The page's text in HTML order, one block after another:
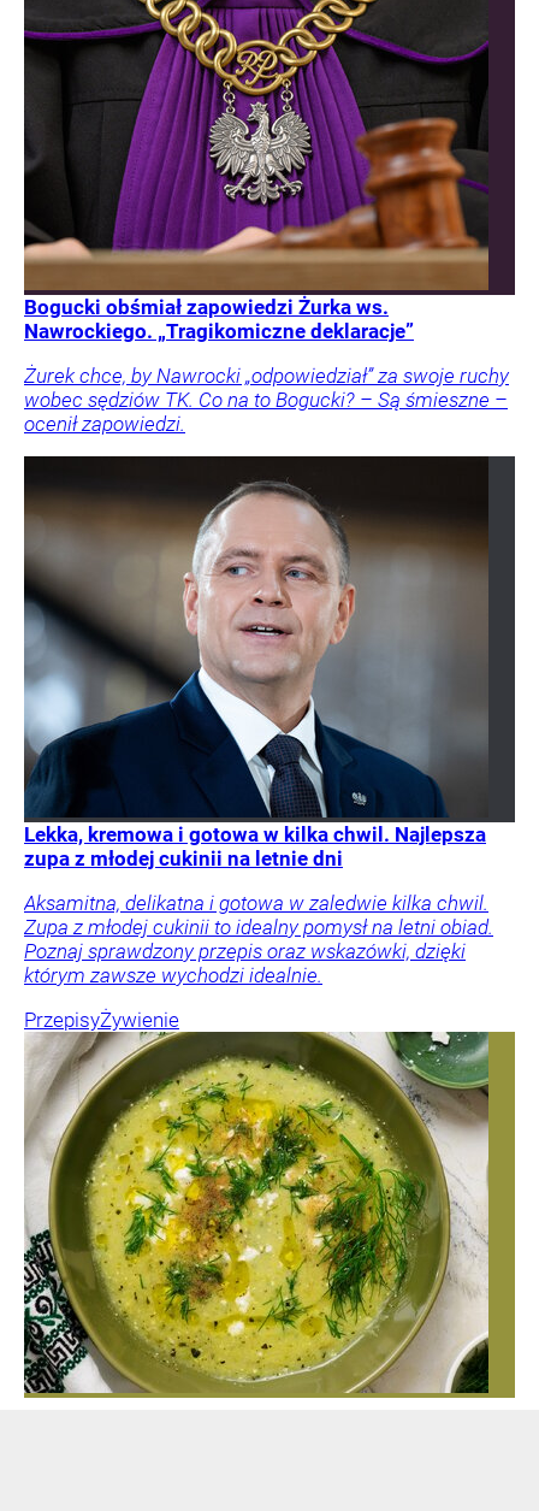
Bogucki obśmiał zapowiedzi Żurka ws.
Nawrockiego. „Tragikomiczne deklaracje”
Żurek chce, by Nawrocki „odpowiedział” za swoje ruchy
wobec sędziów TK. Co na to Bogucki? – Są śmieszne –
ocenił zapowiedzi.
Lekka, kremowa i gotowa w kilka chwil. Najlepsza
zupa z młodej cukinii na letnie dni
Aksamitna, delikatna i gotowa w zaledwie kilka chwil.
Zupa z młodej cukinii to idealny pomysł na letni obiad.
Poznaj sprawdzony przepis oraz wskazówki, dzięki
którym zawsze wychodzi idealnie.
PrzepisyŻywienie